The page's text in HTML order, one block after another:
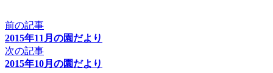
前の記事
2015年11月の園だより
次の記事
2015年10月の園だより